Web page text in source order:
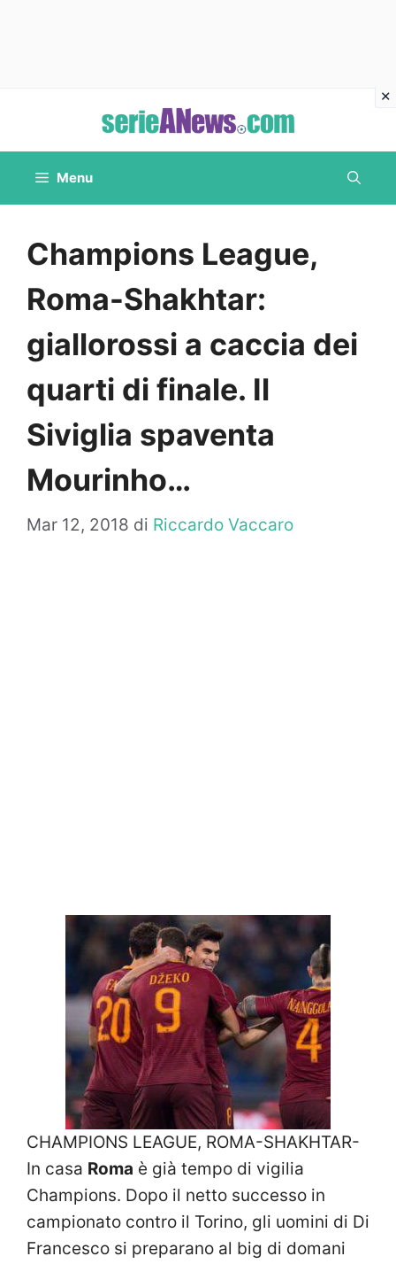
contenuto
Menu
Champions League,
Roma-Shakhtar:
giallorossi a caccia dei
quarti di finale. Il
Siviglia spaventa
Mourinho…
Mar 12, 2018 di Riccardo Vaccaro
CHAMPIONS LEAGUE, ROMA-SHAKHTAR-
In casa Roma è già tempo di vigilia
Champions. Dopo il netto successo in
campionato contro il Torino, gli uomini di Di
Francesco si preparano al big di domani